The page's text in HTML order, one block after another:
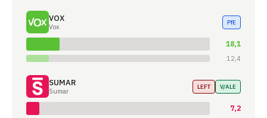
VOX
Vox
PfE
18,1
12,4
SUMAR
Sumar
LEFT V/ALE
7,2